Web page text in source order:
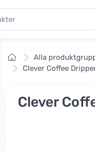
Framsidan
Alla
Clever Coffee
Clever